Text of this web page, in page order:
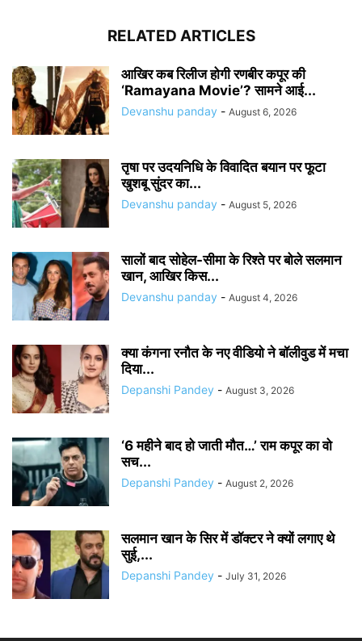
RELATED ARTICLES
आखिर कब रिलीज होगी रणबीर कपूर की
‘Ramayana Movie’? सामने आई...
Devanshu panday - August 6, 2026
तृषा पर उदयनिधि के विवादित बयान पर फूटा
खुशबू सुंदर का...
Devanshu panday - August 5, 2026
सालों बाद सोहेल-सीमा के रिश्ते पर बोले सलमान
खान, आखिर किस...
Devanshu panday - August 4, 2026
क्या कंगना रनौत के नए वीडियो ने बॉलीवुड में मचा
दिया...
Depanshi Pandey - August 3, 2026
‘6 महीने बाद हो जाती मौत…’ राम कपूर का वो
सच...
Depanshi Pandey - August 2, 2026
सलमान खान के सिर में डॉक्टर ने क्यों लगाए थे
सुई,...
Depanshi Pandey - July 31, 2026